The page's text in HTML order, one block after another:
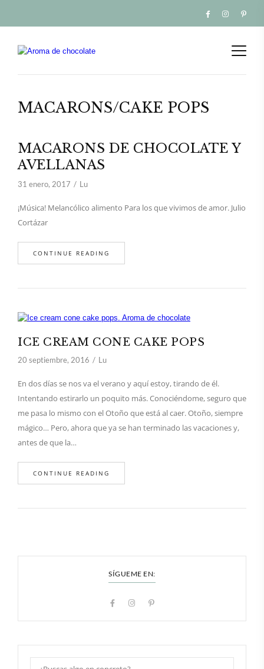
MACARONS/CAKE POPS
MACARONS DE CHOCOLATE Y
AVELLANAS
31 enero, 2017 Lu
¡Música! Melancólico alimento Para los que vivimos de amor. Julio
Cortázar
CONTINUE READING
ICE CREAM CONE CAKE POPS
20 septiembre, 2016 Lu
En dos días se nos va el verano y aquí estoy, tirando de él.
Intentando estirarlo un poquito más. Conociéndome, seguro que
me pasa lo mismo con el Otoño que está al caer. Otoño, siempre
mágico… Pero, ahora que ya se han terminado las vacaciones y,
antes de que la…
CONTINUE READING
SÍGUEME EN: